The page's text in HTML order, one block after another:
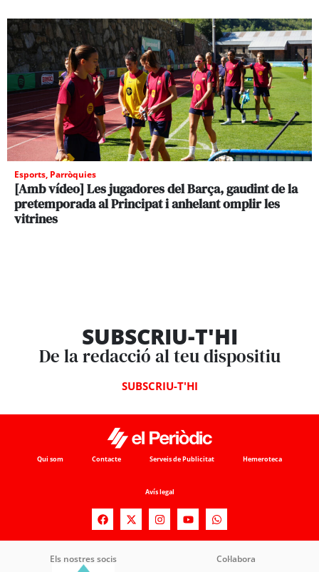
Esports, Parròquies
[Amb vídeo] Les jugadores del Barça, gaudint de la
pretemporada al Principat i anhelant omplir les
vitrines
SUBSCRIU-T'HI
De la redacció al teu dispositiu
SUBSCRIU-T'HI
Qui som Contacte Serveis de Publicitat Hemeroteca
Avís legal
Els nostres socis Col·labora